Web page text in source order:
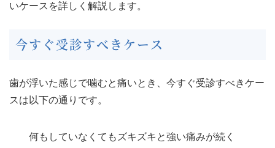
いケースを詳しく解説します。
今すぐ受診すべきケース
歯が浮いた感じで噛むと痛いとき、今すぐ受診すべきケー
スは以下の通りです。
何もしていなくてもズキズキと強い痛みが続く